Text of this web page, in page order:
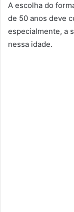
A escolha do
de 50 anos deve
especialmente, a
nessa idade.